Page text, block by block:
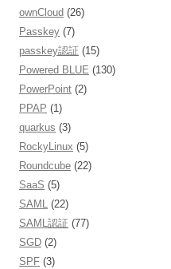
ownCloud (26)
Passkey (7)
passkey認証 (15)
Powered BLUE (130)
PowerPoint (2)
PPAP (1)
quarkus (3)
RockyLinux (5)
Roundcube (22)
SaaS (5)
SAML
(22)
SAML認証 (77)
SGD (2)
SPF (3)